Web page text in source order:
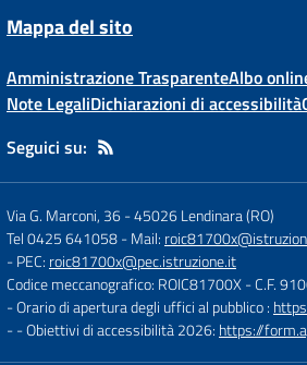
Mappa del sito
Amministrazione TrasparenteAlbo
Note LegaliDichiarazioni di accessibilità
Seguici su:
Via G. Marconi, 36-45026 Lendinara (RO)
Tel 0425 641058- Mail:
- PEC: roic81700x@pec.istruzione.it
Codice meccanografico: ROIC81700X- C.F.
- Orario di apertura degli uffici al pubblico :
- - Obiettivi di accessibilità 2026: https://